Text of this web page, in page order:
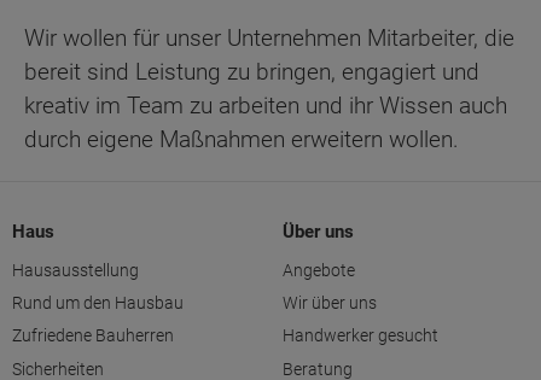
Wir wollen für unser Unternehmen Mitarbeiter, die
bereit sind Leistung zu bringen, engagiert und
kreativ im Team zu arbeiten und ihr Wissen auch
durch eigene Maßnahmen erweitern wollen.
Haus
Hausausstellung
Rund um den Hausbau
Zufriedene Bauherren
Sicherheiten
Über uns
Angebote
Wir über uns
Handwerker gesucht
Beratung